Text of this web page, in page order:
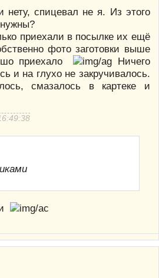
спицевал не я. Из этого
приехали в посылке их ещё
фото заготовки выше
приехало
Ничего
и на глухо не закручивалось.
смазалось в картеке и